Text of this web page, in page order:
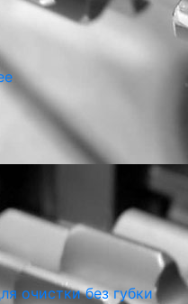
очистки без губки